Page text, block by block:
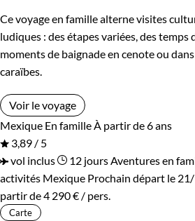
Ce voyage en famille alterne visites
ludiques : des étapes variées, des
moments de baignade en cenote ou
caraïbes.
Voir le voyage
Mexique En famille À partir de 6 ans
3,89 / 5
vol inclus
12 jours Aventures en
activités Mexique Prochain départ le
partir de4 290 € / pers.
Carte